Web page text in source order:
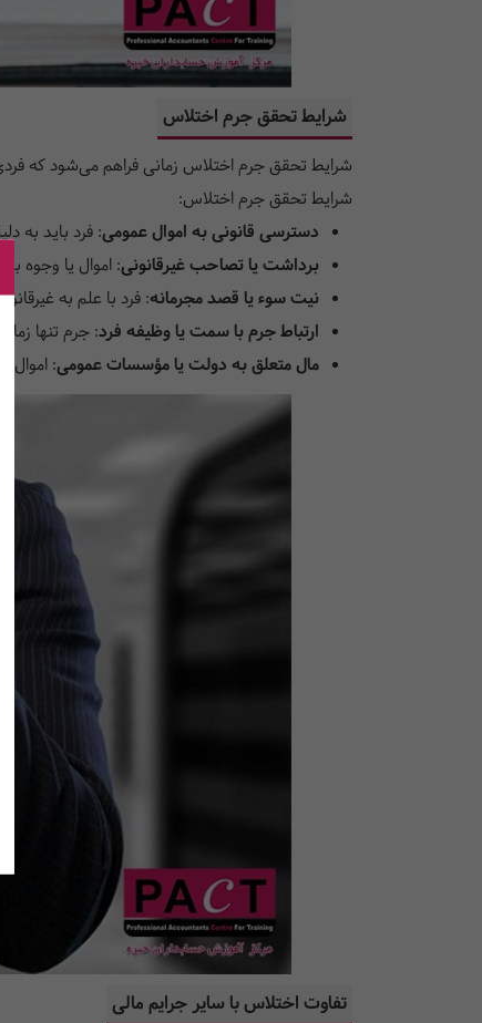
شرایط تحقق جرم اختلاس
شرایط تحقق جرم اختلاس زمانی فراهم می‌شود که
شرایط تحقق جرم اختلاس:
دسترسی قانونی به اموال عمومی: فرد باید به
برداشت یا تصاحب غیرقانونی: اموال یا وجوه
نیت سوء یا قصد مجرمانه: فرد با علم به
ارتباط جرم با سمت یا وظیفه فرد: جرم تنها
مال متعلق به دولت یا مؤسسات عمومی: اموال
تفاوت اختلاس با سایر جرایم مالی